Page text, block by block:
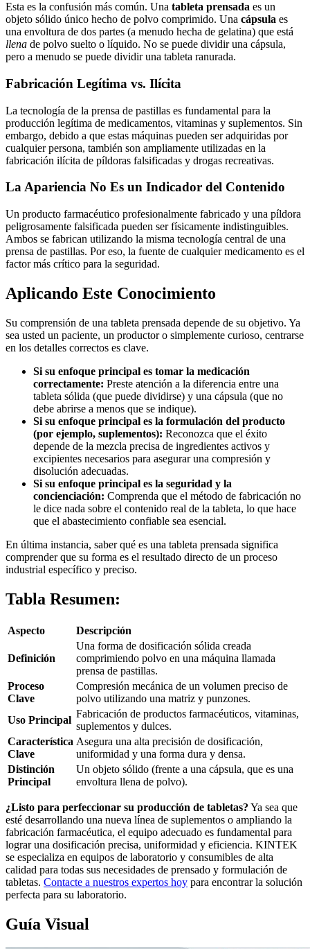
Esta es la confusión más común. Una tableta prensada es un
objeto sólido único hecho de polvo comprimido. Una cápsula es
una envoltura de dos partes (a menudo hecha de gelatina) que está
llena de polvo suelto o líquido. No se puede dividir una cápsula,
pero a menudo se puede dividir una tableta ranurada.
Fabricación Legítima vs. Ilícita
La tecnología de la prensa de pastillas es fundamental para la
producción legítima de medicamentos, vitaminas y suplementos. Sin
embargo, debido a que estas máquinas pueden ser adquiridas por
cualquier persona, también son ampliamente utilizadas en la
fabricación ilícita de píldoras falsificadas y drogas recreativas.
La Apariencia No Es un Indicador del Contenido
Un producto farmacéutico profesionalmente fabricado y una píldora
peligrosamente falsificada pueden ser físicamente indistinguibles.
Ambos se fabrican utilizando la misma tecnología central de una
prensa de pastillas. Por eso, la fuente de cualquier medicamento es el
factor más crítico para la seguridad.
Aplicando Este Conocimiento
Su comprensión de una tableta prensada depende de su objetivo. Ya
sea usted un paciente, un productor o simplemente curioso, centrarse
en los detalles correctos es clave.
Si su enfoque principal es tomar la medicación
correctamente: Preste atención a la diferencia entre una
tableta sólida (que puede dividirse) y una cápsula (que no
debe abrirse a menos que se indique).
Si su enfoque principal es la formulación del producto
(por ejemplo, suplementos): Reconozca que el éxito
depende de la mezcla precisa de ingredientes activos y
excipientes necesarios para asegurar una compresión y
disolución adecuadas.
Si su enfoque principal es la seguridad y la
concienciación: Comprenda que el método de fabricación no
le dice nada sobre el contenido real de la tableta, lo que hace
que el abastecimiento confiable sea esencial.
En última instancia, saber qué es una tableta prensada significa
comprender que su forma es el resultado directo de un proceso
industrial específico y preciso.
Tabla Resumen:
Aspecto Descripción
Definición
Una forma de dosificación sólida creada
comprimiendo polvo en una máquina llamada
prensa de pastillas.
Proceso
Clave
Compresión mecánica de un volumen preciso de
polvo utilizando una matriz y punzones.
Uso Principal
Fabricación de productos farmacéuticos, vitaminas,
suplementos y dulces.
Característica
Clave
Asegura una alta precisión de dosificación,
uniformidad y una forma dura y densa.
Distinción
Principal
Un objeto sólido (frente a una cápsula, que es una
envoltura llena de polvo).
¿Listo para perfeccionar su producción de tabletas? Ya sea que
esté desarrollando una nueva línea de suplementos o ampliando la
fabricación farmacéutica, el equipo adecuado es fundamental para
lograr una dosificación precisa, uniformidad y eficiencia. KINTEK
se especializa en equipos de laboratorio y consumibles de alta
calidad para todas sus necesidades de prensado y formulación de
tabletas. Contacte a nuestros expertos hoy para encontrar la solución
perfecta para su laboratorio.
Guía Visual